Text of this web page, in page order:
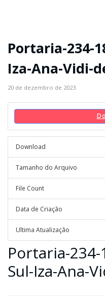
Portaria-234-
Iza-Ana-Vidi-
20 de dezembro de 2023
Download
Tamanho do Arquivo
File Count
Data de Criação
Ultima Atualização
Portaria-234-
Sul-Iza-Ana-